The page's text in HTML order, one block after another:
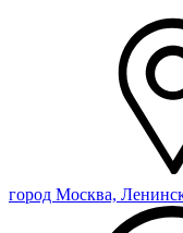
город Москва,